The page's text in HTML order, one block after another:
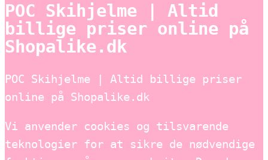
POC Skihjelme | Altid
billige priser online på
Shopalike.dk
POC Skihjelme | Altid billige priser
online på Shopalike.dk
Vi anvender cookies og tilsvarende
teknologier for at sikre de nødvendige